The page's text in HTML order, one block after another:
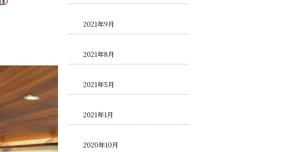
2021年9月
2021年8月
2021年5月
2021年1月
2020年10月